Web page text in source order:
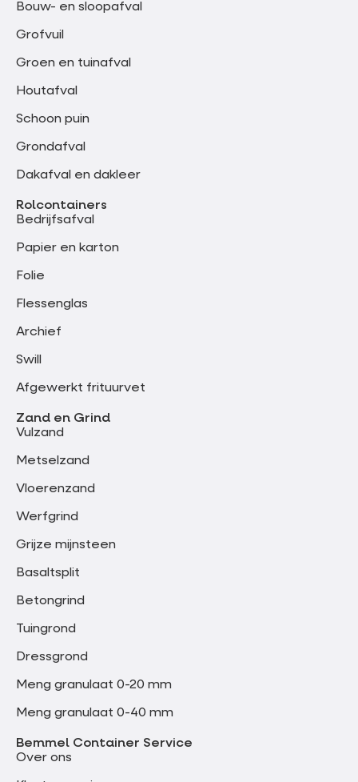
Bouw- en sloopafval
Grofvuil
Groen en tuinafval
Houtafval
Schoon puin
Grondafval
Dakafval en dakleer
Rolcontainers
Bedrijfsafval
Papier en karton
Folie
Flessenglas
Archief
Swill
Afgewerkt frituurvet
Zand en Grind
Vulzand
Metselzand
Vloerenzand
Werfgrind
Grijze mijnsteen
Basaltsplit
Betongrind
Tuingrond
Dressgrond
Meng granulaat 0-20 mm
Meng granulaat 0-40 mm
Bemmel Container Service
Over ons